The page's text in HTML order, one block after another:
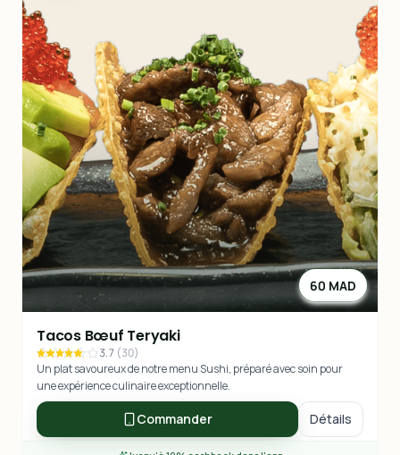
60 MAD
Tacos Bœuf Teryaki
3.7 (30)
Un plat savoureux de notre menu Sushi, préparé avec soin pour
une expérience culinaire exceptionnelle.
Commander Détails